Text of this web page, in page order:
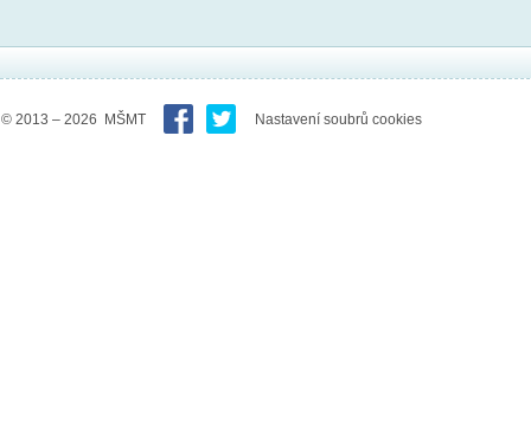
© 2013 – 2026 MŠMT Nastavení soubrů cookies